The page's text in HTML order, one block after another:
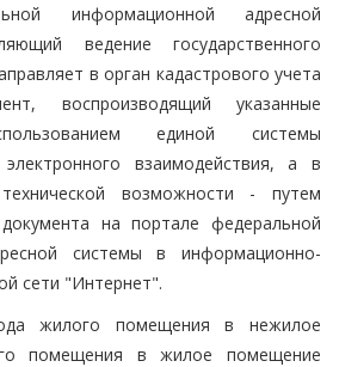
информационной адресной
ведение государственного
в орган кадастрового учета
воспроизводящий указанные
единой системы
взаимодействия, а в
возможности - путем
на портале федеральной
системы в информационно-
сети "Интернет".
жилого помещения в нежилое
помещения в жилое помещение